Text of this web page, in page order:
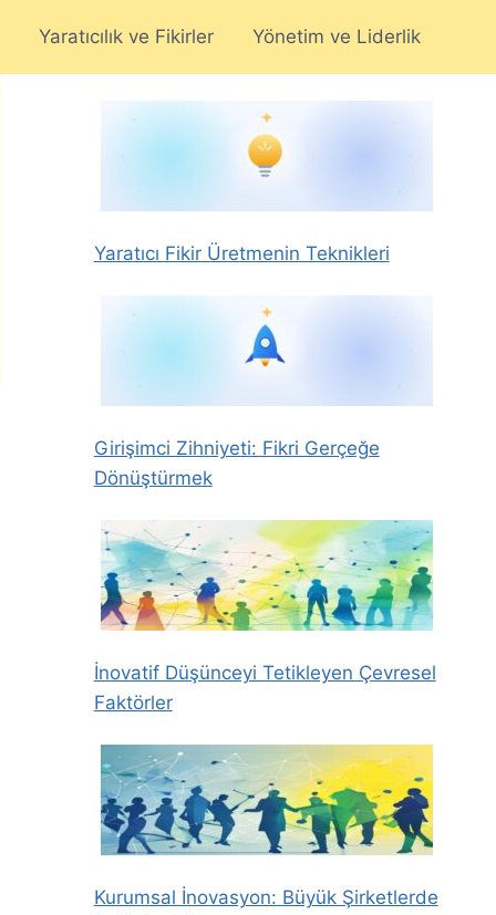
Yaratıcılık ve Fikirler Yönetim ve Liderlik
Yaratıcı Fikir Üretmenin Teknikleri
Girişimci Zihniyeti: Fikri Gerçeğe
Dönüştürmek
İnovatif Düşünceyi Tetikleyen Çevresel
Faktörler
Kurumsal İnovasyon: Büyük Şirketlerde